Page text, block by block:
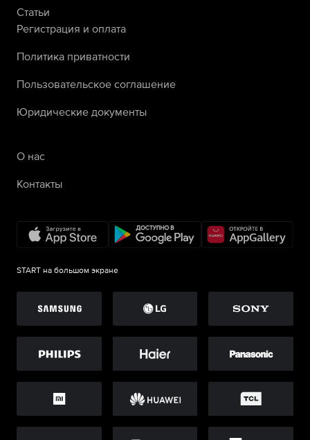
Статьи
Регистрация и оплата
Политика приватности
Пользовательское соглашение
Юридические документы
О нас
Контакты
START на большом экране